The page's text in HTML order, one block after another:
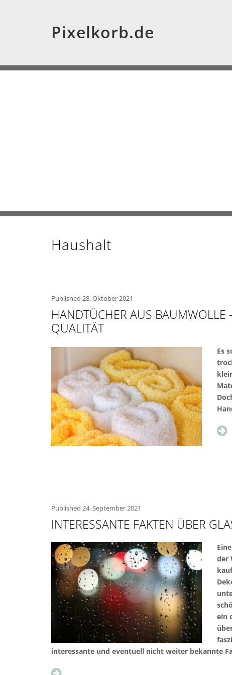
Pixelkorb.de
Haushalt
Published 28. Oktober 2021
HANDTÜCHER AUS BAUMWOLLE
QUALITÄT
Es
Published 24. September 2021
INTERESSANTE FAKTEN ÜBER
der
ein
interessante und eventuell nicht weiter bekannte